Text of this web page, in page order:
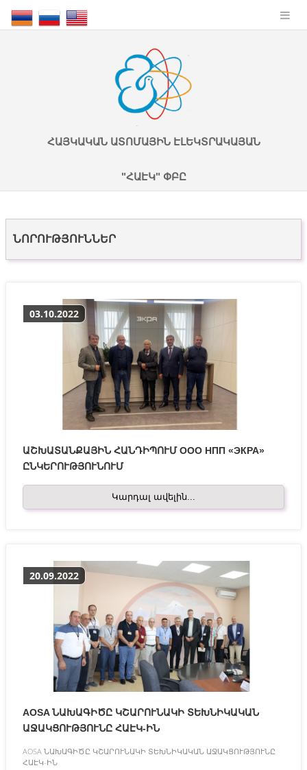
ՀԱՅԿԱԿԱՆ ԱՏՈՄԱՅԻՆ ԷԼԵԿՏՐԱԿԱՅԱՆ
"ՀԱԷԿ" ՓԲԸ
ՆՈՐՈՒԹՅՈՒՆՆԵՐ
03.10.2022
ԱՇԽԱՏԱՆՔԱՅԻՆ ՀԱՆԴԻՊՈՒՄ ООО НПП «ЭКРА»
ԸՆԿԵՐՈՒԹՅՈՒՆՈՒՄ
Կարդալ ավելին...
20.09.2022
AOSA ՆԱԽԱԳԻԾԸ ԿՇԱՐՈՒՆԱԿԻ ՏԵԽՆԻԿԱԿԱՆ
ԱՋԱԿՑՈՒԹՅՈՒՆԸ ՀԱԷԿ-ԻՆ
AOSA ՆԱԽԱԳԻԾԸ ԿՇԱՐՈՒՆԱԿԻ ՏԵԽՆԻԿԱԿԱՆ ԱՋԱԿՑՈՒԹՅՈՒՆԸ
ՀԱԷԿ-ԻՆ